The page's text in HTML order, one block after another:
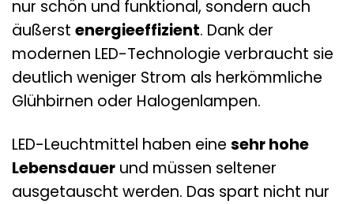
nur schön und funktional, sondern auch
äußerst energieeffizient. Dank der
modernen LED-Technologie verbraucht sie
deutlich weniger Strom als herkömmliche
Glühbirnen oder Halogenlampen.
LED-Leuchtmittel haben eine sehr hohe
Lebensdauer und müssen seltener
ausgetauscht werden. Das spart nicht nur